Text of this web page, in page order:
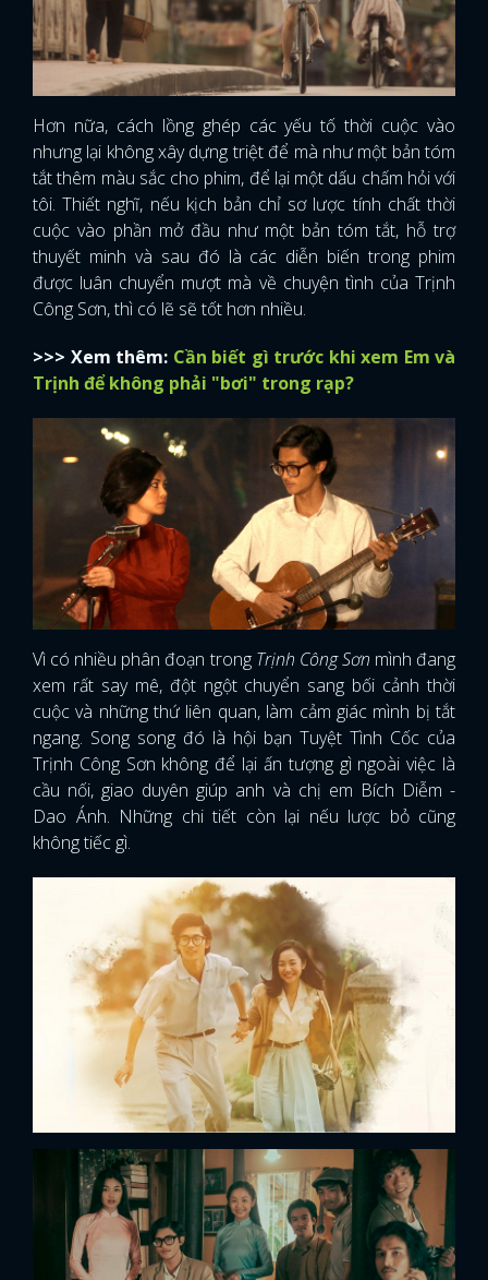
FACEBOOK GOOGLE
Hơn nữa, cách lồng ghép các yếu tố thời cuộc vào
nhưng lại không xây dựng triệt để mà như một bản tóm
tắt thêm màu sắc cho phim, để lại một dấu chấm hỏi với
tôi. Thiết nghĩ, nếu kịch bản chỉ sơ lược tính chất thời
cuộc vào phần mở đầu như một bản tóm tắt, hỗ trợ
thuyết minh và sau đó là các diễn biến trong phim
được luân chuyển mượt mà về chuyện tình của Trịnh
Công Sơn, thì có lẽ sẽ tốt hơn nhiều.
>>> Xem thêm: Cần biết gì trước khi xem Em và
Trịnh để không phải "bơi" trong rạp?
Vì có nhiều phân đoạn trong Trịnh Công Sơn mình đang
xem rất say mê, đột ngột chuyển sang bối cảnh thời
cuộc và những thứ liên quan, làm cảm giác mình bị tắt
ngang. Song song đó là hội bạn Tuyệt Tình Cốc của
Trịnh Công Sơn không để lại ấn tượng gì ngoài việc là
cầu nối, giao duyên giúp anh và chị em Bích Diễm -
Dao Ánh. Những chi tiết còn lại nếu lược bỏ cũng
không tiếc gì.